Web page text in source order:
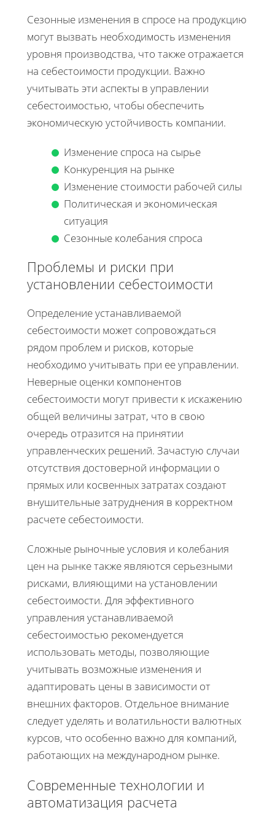
Сезонные изменения в спросе на продукцию
могут вызвать необходимость изменения
уровня производства, что также отражается
на себестоимости продукции. Важно
учитывать эти аспекты в управлении
себестоимостью, чтобы обеспечить
экономическую устойчивость компании.
Изменение спроса на сырье
Конкуренция на рынке
Изменение стоимости рабочей силы
Политическая и экономическая
ситуация
Сезонные колебания спроса
Проблемы и риски при
установлении себестоимости
Определение устанавливаемой
себестоимости может сопровождаться
рядом проблем и рисков, которые
необходимо учитывать при ее управлении.
Неверные оценки компонентов
себестоимости могут привести к искажению
общей величины затрат, что в свою
очередь отразится на принятии
управленческих решений. Зачастую случаи
отсутствия достоверной информации о
прямых или косвенных затратах создают
внушительные затруднения в корректном
расчете себестоимости.
Сложные рыночные условия и колебания
цен на рынке также являются серьезными
рисками, влияющими на установлении
себестоимости. Для эффективного
управления устанавливаемой
себестоимостью рекомендуется
использовать методы, позволяющие
учитывать возможные изменения и
адаптировать цены в зависимости от
внешних факторов. Отдельное внимание
следует уделять и волатильности валютных
курсов, что особенно важно для компаний,
работающих на международном рынке.
Современные технологии и
автоматизация расчета